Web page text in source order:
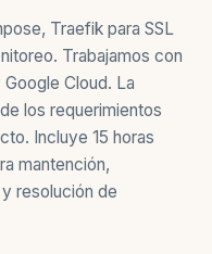
Traefik para SSL
Trabajamos con
Cloud. La
los requerimientos
Incluye 15 horas
mantención,
resolución de